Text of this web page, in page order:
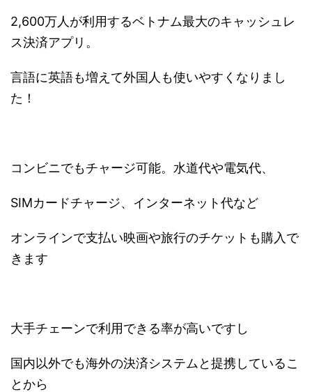
2,600万人が利用するベトナム最大のキャッシュレ
ス決済アプリ。
言語に英語も増えて外国人も使いやすくなりまし
た！
コンビニでもチャージ可能。水道代や電気代、
SIMカードチャージ、インターネット代など
オンラインで支払い映画や旅行のチケットも購入で
きます
大手チェーンで利用できる率が高いですし
国内以外でも海外の決済システムと提携しているこ
とから